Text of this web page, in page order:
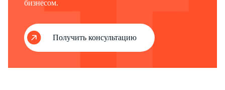
бизнесом.
Получить консультацию